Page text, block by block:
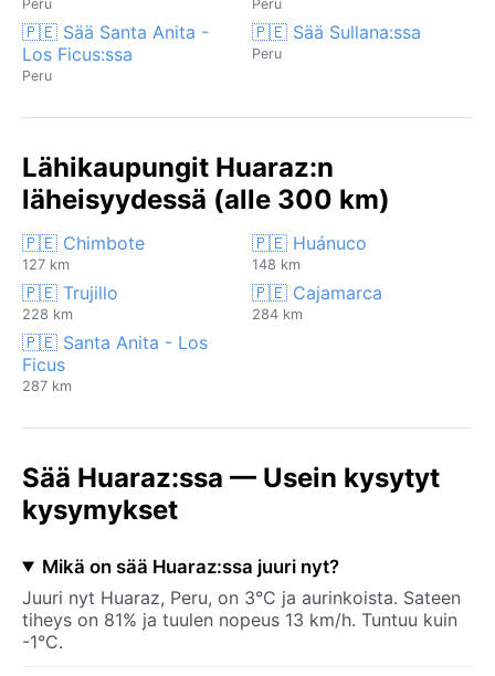
Peru Peru
🇵🇪 Sää Santa Anita -
Los Ficus:ssa
Peru
🇵🇪 Sää Sullana:ssa
Peru
Lähikaupungit Huaraz:n
läheisyydessä (alle 300 km)
🇵🇪 Chimbote
127 km
🇵🇪 Huánuco
148 km
🇵🇪 Trujillo
228 km
🇵🇪 Cajamarca
284 km
🇵🇪 Santa Anita - Los
Ficus
287 km
Sää Huaraz:ssa — Usein kysytyt
kysymykset
Mikä on sää Huaraz:ssa juuri nyt?
Juuri nyt Huaraz, Peru, on 3°C ja aurinkoista. Sateen
tiheys on 81% ja tuulen nopeus 13 km/h. Tuntuu kuin
-1°C.